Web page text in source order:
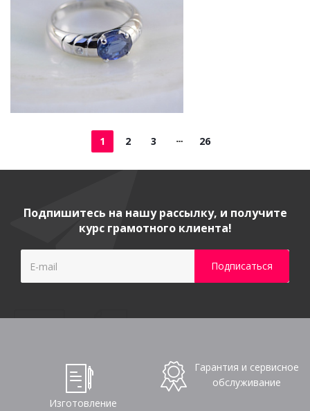
1 2 3 26
Подпишитесь на нашу рассылку, и получите
курс грамотного клиента!
Изготовление
Гарантия и сервисное
обслуживание